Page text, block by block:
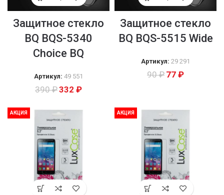
Защитное стекло
BQ BQS-5340
Choice BQ
Артикул: 49 551
390₽332 ₽
Защитное стекло
BQ BQS-5515 Wide
Артикул: 29 291
90₽ 77 ₽
АКЦИЯ АКЦИЯ